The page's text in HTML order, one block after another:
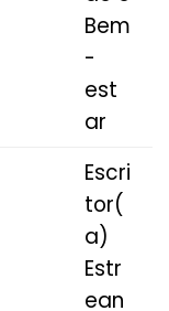
Bem
-
est
ar
Escri
tor(
a)
Estr
ean